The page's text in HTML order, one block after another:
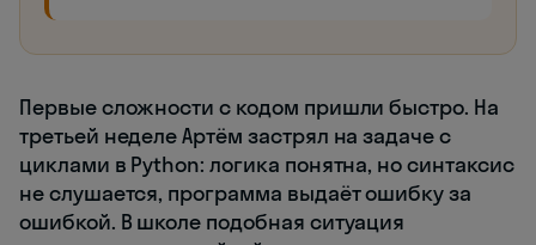
Первые сложности с кодом пришли быстро. На
третьей неделе Артём застрял на задаче с
циклами в Python: логика понятна, но синтаксис
не слушается, программа выдаёт ошибку за
ошибкой. В школе подобная ситуация